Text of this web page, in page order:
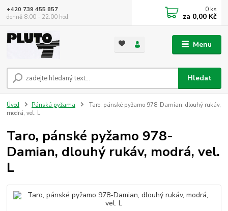
Menu
Hledat
+420 739 455 857
denně 8.00 - 22.00 hod.
0 ks
za 0,00 Kč
Úvod Pánská pyžama
Taro, pánské pyžamo 978-Damian, dlouhý rukáv,
modrá, vel. L
Taro, pánské pyžamo 978-
Damian, dlouhý rukáv, modrá, vel.
L